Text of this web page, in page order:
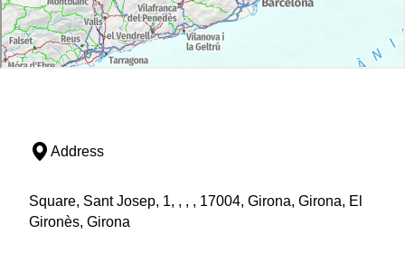
Address
Square, Sant Josep, 1, , , , 17004, Girona, Girona, El
Gironès, Girona